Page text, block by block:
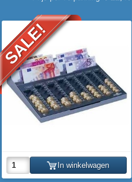
SALE!
In winkelwagen